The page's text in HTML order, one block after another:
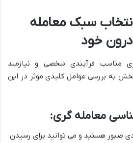
سبک معامله
خود
مناسب فرآیندی شخصی و نیازمند
به بررسی عوامل کلیدی موثر در این
معامله گری:
صبور هستید و می توانید برای رسیدن